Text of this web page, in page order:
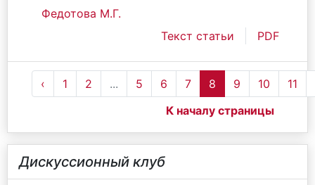
Федотова М.Г.
Текст статьи
PDF
‹ 1 2 ... 5 6 7 8 9 10
11
К началу страницы
Дискуссионный клуб